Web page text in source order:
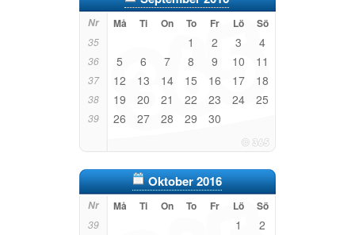
Nr Må Ti On To Fr Lö Sö
35 1 2 3 4
36 5 6 7 8 9 10 11
37 12 13 14 15 16 17 18
38 19 20 21 22 23 24 25
39 26 27 28 29 30
Oktober 2016
Nr Må Ti On To Fr Lö Sö
39 1 2